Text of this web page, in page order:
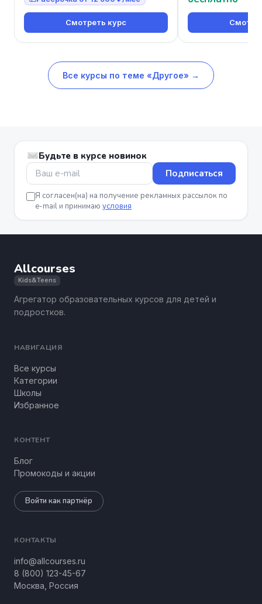
Смотреть курс
Все курсы по теме «Другое» →
Будьте в курсе новинок
Подписаться
Я согласен(на) на получение рекламных рассылок по
e-mail и принимаю условия
Allcourses
Kids&Teens
Агрегатор образовательных курсов для детей и
подростков.
НАВИГАЦИЯ
Все курсы
Категории
Школы
Избранное
КОНТЕНТ
Блог
Промокоды и акции
Войти как партнёр
КОНТАКТЫ
info@allcourses.ru
8 (800) 123-45-67
Москва, Россия